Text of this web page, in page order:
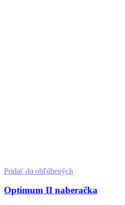
Pridať do obľúbených
Optimum II naberačka